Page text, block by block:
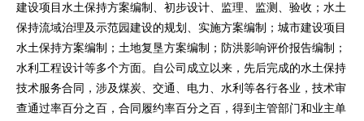
建设项目水土保持方案编制、初步设计、监理、监测、验收；水土
保持流域治理及示范园建设的规划、实施方案编制；城市建设项目
水土保持方案编制；土地复垦方案编制；防洪影响评价报告编制；
水利工程设计等多个方面。自公司成立以来，先后完成的水土保持
技术服务合同，涉及煤炭、交通、电力、水利等各行各业，技术审
查通过率百分之百，合同履约率百分之百，得到主管部门和业主单